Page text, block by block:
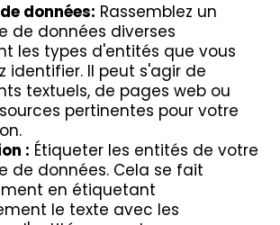
données: Rassemblez un
de données diverses
les types d'entités que vous
identifier. Il peut s'agir de
textuels, de pages web ou
pertinentes pour votre
: Étiqueter les entités de votre
de données. Cela se fait
en étiquetant
le texte avec les